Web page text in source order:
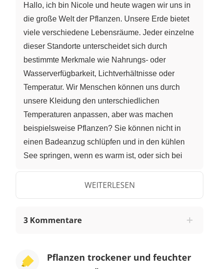
Hallo, ich bin Nicole und heute wagen wir uns in
die große Welt der Pflanzen. Unsere Erde bietet
viele verschiedene Lebensräume. Jeder einzelne
dieser Standorte unterscheidet sich durch
bestimmte Merkmale wie Nahrungs- oder
Wasserverfügbarkeit, Lichtverhältnisse oder
Temperatur. Wir Menschen können uns durch
unsere Kleidung den unterschiedlichen
Temperaturen anpassen, aber was machen
beispielsweise Pflanzen? Sie können nicht in
einen Badeanzug schlüpfen und in den kühlen
See springen, wenn es warm ist, oder sich bei
sollte man nicht unterschätzen. Sie zeigen
vielfältigere Anpassung als wir und genau diese
Vertreter bestimmter Standorte stehen uns dafür
haben: Der Bau und die Funktion der Pflanze
WEITERLESEN
3 Kommentare
Pflanzen trockener und feuchter